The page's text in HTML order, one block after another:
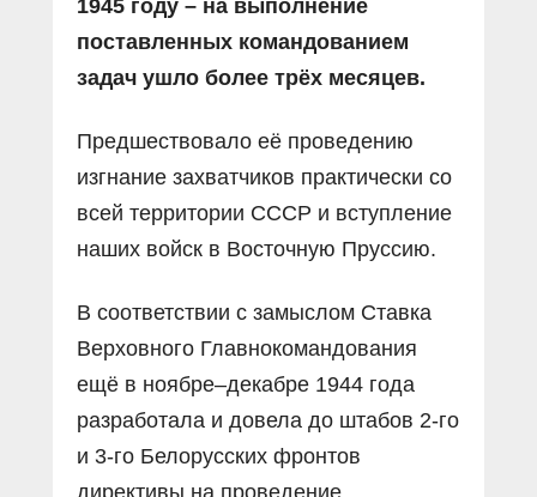
1945 году – на выполнение
поставленных командованием
задач ушло более трёх месяцев.
Предшествовало её проведению
изгнание захватчиков практически со
всей территории СССР и вступление
наших войск в Восточную Пруссию.
В соответствии с замыслом Ставка
Верховного Главнокомандования
ещё в ноябре–декабре 1944 года
разработала и довела до штабов 2-го
и 3-го Белорусских фронтов
директивы на проведение